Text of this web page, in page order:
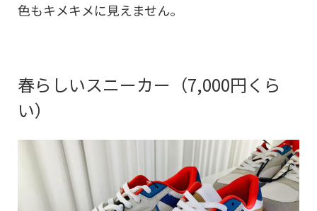
色もキメキメに見えません。
春らしいスニーカー（7,000円くら
い）